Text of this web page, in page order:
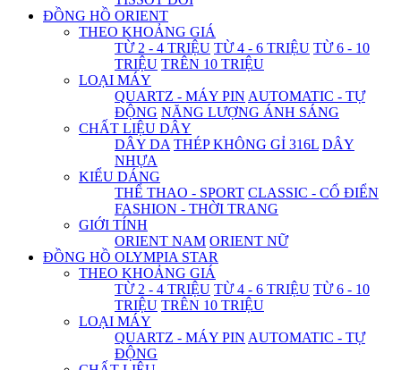
ĐỒNG HỒ ORIENT
THEO KHOẢNG GIÁ
TỪ 2 - 4 TRIỆU TỪ 4 - 6 TRIỆU TỪ 6 - 10
TRIỆU TRÊN 10 TRIỆU
LOẠI MÁY
QUARTZ - MÁY PIN AUTOMATIC - TỰ
ĐỘNG NĂNG LƯỢNG ÁNH SÁNG
CHẤT LIỆU DÂY
DÂY DA THÉP KHÔNG GỈ 316L DÂY
NHỰA
KIỂU DÁNG
THỂ THAO - SPORT CLASSIC - CỔ ĐIỂN
FASHION - THỜI TRANG
GIỚI TÍNH
ORIENT NAM ORIENT NỮ
ĐỒNG HỒ OLYMPIA STAR
THEO KHOẢNG GIÁ
TỪ 2 - 4 TRIỆU TỪ 4 - 6 TRIỆU TỪ 6 - 10
TRIỆU TRÊN 10 TRIỆU
LOẠI MÁY
QUARTZ - MÁY PIN AUTOMATIC - TỰ
ĐỘNG